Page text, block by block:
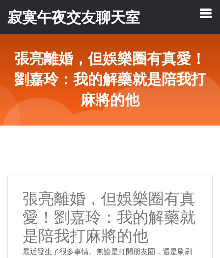
寂寞午夜交友聊天室
張亮離婚，但娛樂圈有真愛！
劉嘉玲：我的解藥就是陪我打
麻將的他
張亮離婚，但娛樂圈有真
愛！劉嘉玲：我的解藥就
是陪我打麻將的他
​最近發生了很多事情。無論是打開朋友圈，還是刷刷